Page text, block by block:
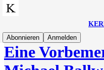
Abonnieren
Anmelden
Eine